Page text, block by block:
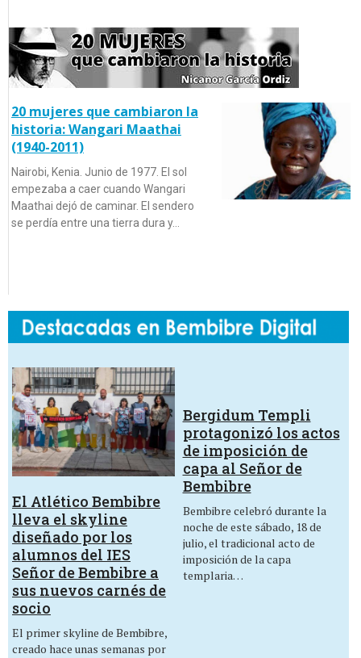
20 mujeres que cambiaron la
historia: Wangari Maathai
(1940-2011)
Nairobi, Kenia. Junio de 1977. El sol
empezaba a caer cuando Wangari
Maathai dejó de caminar. El sendero
se perdía entre una tierra dura y…
El Atlético Bembibre
lleva el skyline
diseñado por los
alumnos del IES
Señor de Bembibre a
sus nuevos carnés de
socio
El primer skyline de Bembibre,
creado hace unas semanas por
Bergidum Templi
protagonizó los actos
de imposición de
capa al Señor de
Bembibre
Bembibre celebró durante la
noche de este sábado, 18 de
julio, el tradicional acto de
imposición de la capa
templaria…